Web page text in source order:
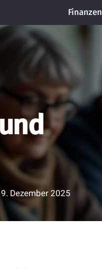
Finanzen
9. Dezember 2025